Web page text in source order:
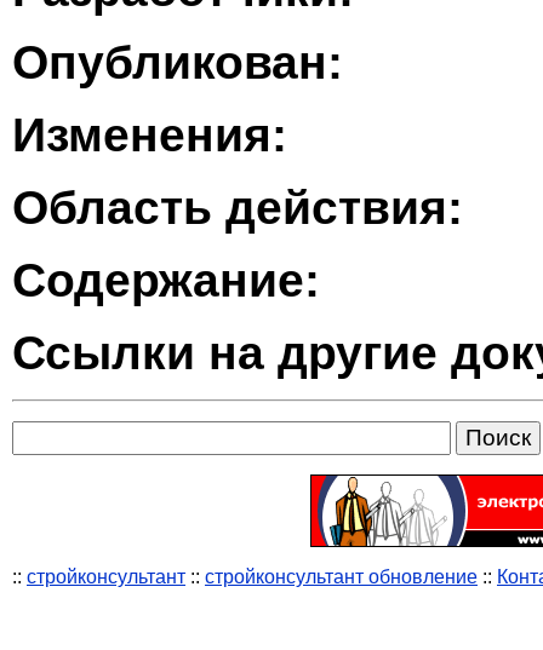
Опубликован:
Изменения:
Область действия:
Содержание:
Ссылки на другие
:: стройконсультант :: стройконсультант обновление ::